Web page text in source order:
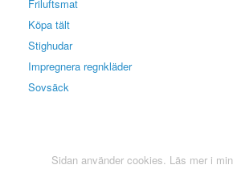
Friluftsmat
Köpa tält
Stighudar
Impregnera regnkläder
Sovsäck
Sidan använder cookies. Läs mer i min